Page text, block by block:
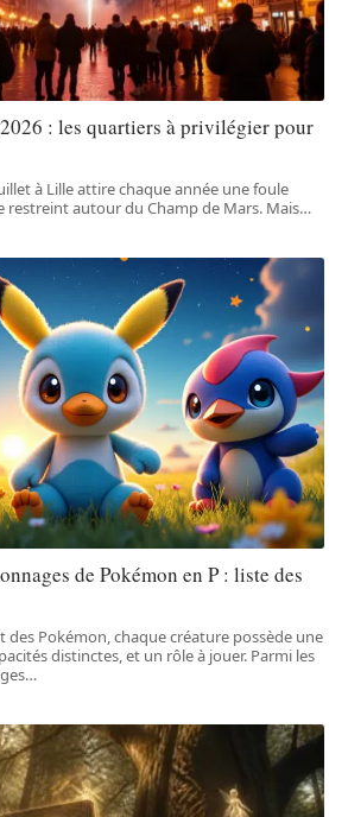
: les quartiers à privilégier pour
à Lille attire chaque année une foule
restreint autour du Champ de Mars. Mais…
de Pokémon en P : liste des
des Pokémon, chaque créature possède une
distinctes, et un rôle à jouer. Parmi les
…